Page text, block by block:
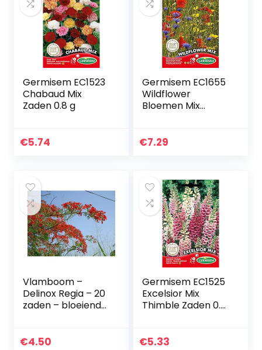
Germisem EC1523
Chabaud Mix
Zaden 0.8 g
€5.74
Germisem EC1655
Wildflower
Bloemen Mix
€7.29
Vlamboom –
Delinox Regia – 20
zaden – bloeiende
€4.50
Germisem EC1525
Excelsior Mix
Thimble Zaden 0.5
€5.33